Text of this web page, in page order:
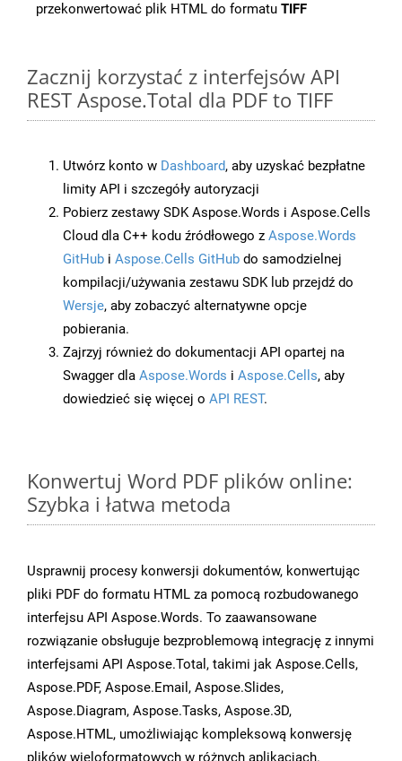
przekonwertować plik HTML do formatu TIFF
Zacznij korzystać z interfejsów API
REST Aspose.Total dla PDF to TIFF
Utwórz konto w Dashboard, aby uzyskać bezpłatne
limity API i szczegóły autoryzacji
Pobierz zestawy SDK Aspose.Words i Aspose.Cells
Cloud dla C++ kodu źródłowego z Aspose.Words
GitHub i Aspose.Cells GitHub do samodzielnej
kompilacji/używania zestawu SDK lub przejdź do
Wersje, aby zobaczyć alternatywne opcje
pobierania.
Zajrzyj również do dokumentacji API opartej na
Swagger dla Aspose.Words i Aspose.Cells, aby
dowiedzieć się więcej o API REST.
Konwertuj Word PDF plików online:
Szybka i łatwa metoda
Usprawnij procesy konwersji dokumentów, konwertując
pliki PDF do formatu HTML za pomocą rozbudowanego
interfejsu API Aspose.Words. To zaawansowane
rozwiązanie obsługuje bezproblemową integrację z innymi
interfejsami API Aspose.Total, takimi jak Aspose.Cells,
Aspose.PDF, Aspose.Email, Aspose.Slides,
Aspose.Diagram, Aspose.Tasks, Aspose.3D,
Aspose.HTML, umożliwiając kompleksową konwersję
plików wieloformatowych w różnych aplikacjach.